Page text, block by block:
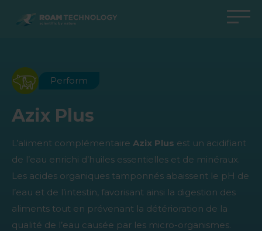
ROAM
Agro Solutions
Produits
Tous les cas
Livestock Solutions
Produits
Tous les cas
Industrial Applications
Produits
Tous les cas
Medical Support
Produits Medical Support
Tous les cas
Perform
Azix Plus
L’aliment complémentaire Azix Plus est un acidifiant
de l’eau enrichi d’huiles essentielles et de minéraux.
Les acides organiques tamponnés abaissent le pH de
l’eau et de l’intestin, favorisant ainsi la digestion des
aliments tout en prévenant la détérioration de la
qualité de l’eau causée par les micro-organismes.